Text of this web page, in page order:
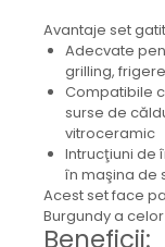
Avantaje set
Adecvate
grilling, frigere
Compatibile
surse de
vitroceramic
Intrucţiuni de
în maşina de
Acest set face
Burgundy a
Beneficii: